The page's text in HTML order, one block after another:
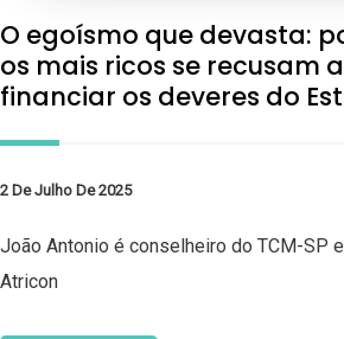
O egoísmo que devasta:
os mais ricos se recusam a
financiar os deveres do
2 De Julho De 2025
João Antonio é conselheiro do TCM-SP
Atricon